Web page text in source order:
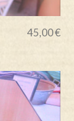
45,00 €